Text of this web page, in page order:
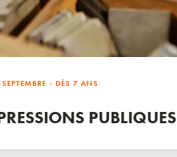
- DÈS 7 ANS
PUBLIQUES